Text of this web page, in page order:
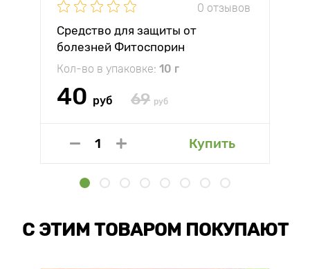
0 отзывов
Средство для защиты от
болезней Фитоспорин
Кол-во в упаковке: 10 г
40 руб 69 руб
Купить
С ЭТИМ ТОВАРОМ ПОКУПАЮТ